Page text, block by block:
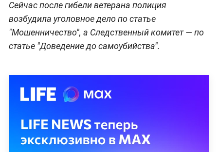
Сейчас после гибели ветерана полиция
возбудила уголовное дело по статье
"Мошенничество", а Следственный комитет — по
статье "Доведение до самоубийства".